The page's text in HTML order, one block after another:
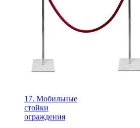
17. Мобильные
стойки
ограждения